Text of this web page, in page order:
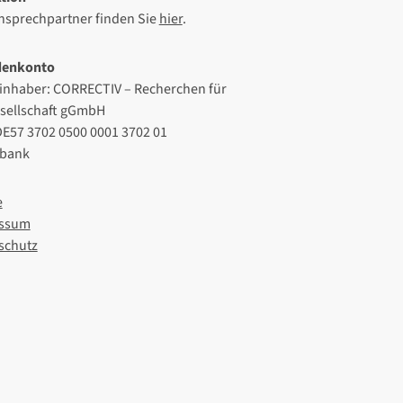
finden Siehier.
CORRECTIV – Recherchen für
gGmbH
3702 0500 0001 3702 01